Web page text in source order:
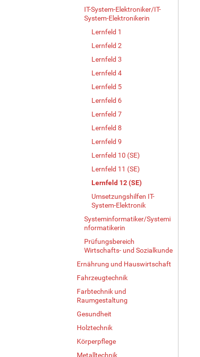
IT-System-Elektroniker/IT-
System-Elektronikerin
Lernfeld 1
Lernfeld 2
Lernfeld 3
Lernfeld 4
Lernfeld 5
Lernfeld 6
Lernfeld 7
Lernfeld 8
Lernfeld 9
Lernfeld 10 (SE)
Lernfeld 11 (SE)
Lernfeld 12 (SE)
Umsetzungshilfen IT-
System-Elektronik
Systeminformatiker/Systemi
nformatikerin
Prüfungsbereich
Wirtschafts- und Sozialkunde
Ernährung und Hauswirtschaft
Fahrzeugtechnik
Farbtechnik und
Raumgestaltung
Gesundheit
Holztechnik
Körperpflege
Metalltechnik